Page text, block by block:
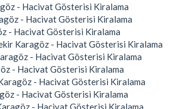
- Hacivat Gösterisi Kiralama
- Hacivat Gösterisi Kiralama
- Hacivat Gösterisi Kiralama
Karagöz - Hacivat Gösterisi Kiralama
- Hacivat Gösterisi Kiralama
- Hacivat Gösterisi Kiralama
- Hacivat Gösterisi Kiralama
- Hacivat Gösterisi Kiralama
- Hacivat Gösterisi Kiralama